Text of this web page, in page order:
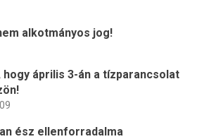
alkotmányos jog!
április 3-án a tízparancsolat
ész ellenforradalma